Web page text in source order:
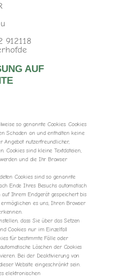
912118
AUF
so genannte Cookies. Cookies
Schaden an und enthalten keine
Angebot nutzerfreundlicher,
Cookies sind kleine Textdateien,
und die Ihr Browser
Cookies sind so genannte
Ende Ihres Besuchs automatisch
auf Ihrem Endgerät gespeichert bis
ermöglichen es uns, Ihren Browser
dass Sie über das Setzen
Cookies nur im Einzelfall
für bestimmte Fälle oder
Löschen der Cookies
Bei der Deaktivierung von
Website eingeschränkt sein.
elektronischen